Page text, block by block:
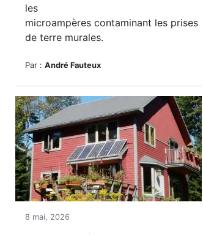
les
microampères contaminant les prises
de terre murales.
Par : André Fauteux
8 mai, 2026